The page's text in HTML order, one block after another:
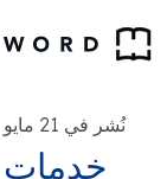
نُشر في 21 مايو 2024